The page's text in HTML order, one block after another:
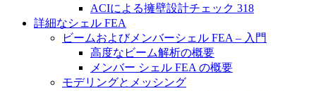
ACIによる擁壁設計チェック 318
詳細なシェル FEA
ビームおよびメンバーシェル FEA – 入門
高度なビーム解析の概要
メンバー シェル FEA の概要
モデリングとメッシング